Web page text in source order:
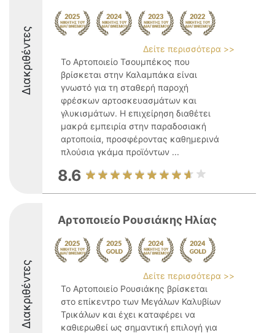
Διακριθέντες
Δείτε περισσότερα >>
Το Αρτοποιείο Τσουμπέκος που
βρίσκεται στην Καλαμπάκα είναι
γνωστό για τη σταθερή παροχή
φρέσκων αρτοσκευασμάτων και
γλυκισμάτων. Η επιχείρηση διαθέτει
μακρά εμπειρία στην παραδοσιακή
αρτοποιία, προσφέροντας καθημερινά
πλούσια γκάμα προϊόντων ...
8.6
Διακριθέντες
Αρτοποιείο Ρουσιάκης Ηλίας
Δείτε περισσότερα >>
Το Αρτοποιείο Ρουσιάκης βρίσκεται
στο επίκεντρο των Μεγάλων Καλυβίων
Τρικάλων και έχει καταφέρει να
καθιερωθεί ως σημαντική επιλογή για